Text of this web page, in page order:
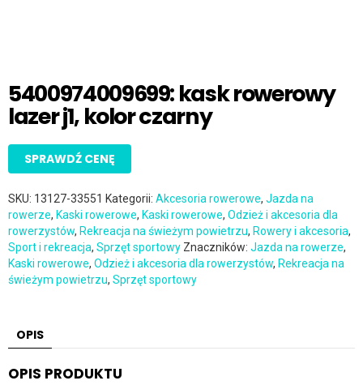
5400974009699: kask rowerowy
lazer j1, kolor czarny
SPRAWDŹ CENĘ
SKU: 13127-33551 Kategorii: Akcesoria rowerowe, Jazda na
rowerze, Kaski rowerowe, Kaski rowerowe, Odzież i akcesoria dla
rowerzystów, Rekreacja na świeżym powietrzu, Rowery i akcesoria,
Sport i rekreacja, Sprzęt sportowy Znaczników: Jazda na rowerze,
Kaski rowerowe, Odzież i akcesoria dla rowerzystów, Rekreacja na
świeżym powietrzu, Sprzęt sportowy
OPIS
OPIS PRODUKTU